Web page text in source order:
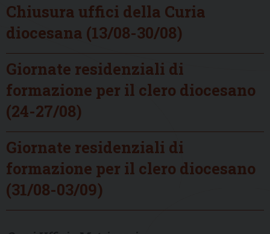
Chiusura uffici della Curia
diocesana (13/08-30/08)
Giornate residenziali di
formazione per il clero diocesano
(24-27/08)
Giornate residenziali di
formazione per il clero diocesano
(31/08-03/09)